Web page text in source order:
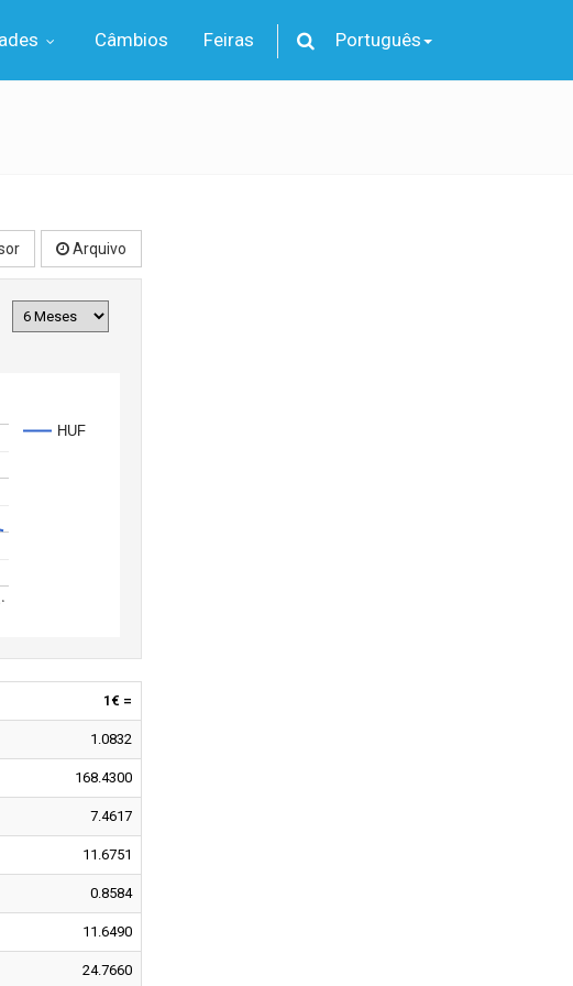
Câmbios Feiras Português
Arquivo
HUF
1€ =
1.0832
168.4300
7.4617
11.6751
0.8584
11.6490
24.7660